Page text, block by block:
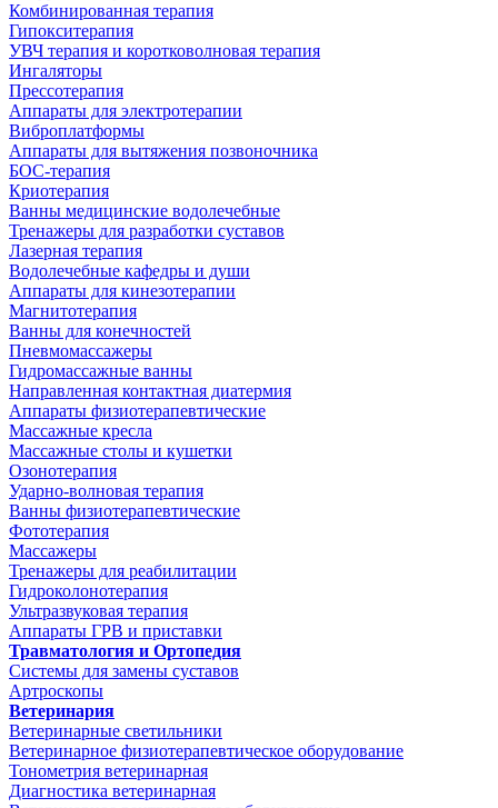
Комбинированная терапия
Гипокситерапия
УВЧ терапия и коротковолновая терапия
Ингаляторы
Прессотерапия
Аппараты для электротерапии
Виброплатформы
Аппараты для вытяжения позвоночника
БОС-терапия
Криотерапия
Ванны медицинские водолечебные
Тренажеры для разработки суставов
Лазерная терапия
Водолечебные кафедры и души
Аппараты для кинезотерапии
Магнитотерапия
Ванны для конечностей
Пневмомассажеры
Гидромассажные ванны
Направленная контактная диатермия
Аппараты физиотерапевтические
Массажные кресла
Массажные столы и кушетки
Озонотерапия
Ударно-волновая терапия
Ванны физиотерапевтические
Фототерапия
Массажеры
Тренажеры для реабилитации
Гидроколонотерапия
Ультразвуковая терапия
Аппараты ГРВ и приставки
Травматология и Ортопедия
Системы для замены суставов
Артроскопы
Ветеринария
Ветеринарные светильники
Ветеринарное физиотерапевтическое оборудование
Тонометрия ветеринарная
Диагностика ветеринарная